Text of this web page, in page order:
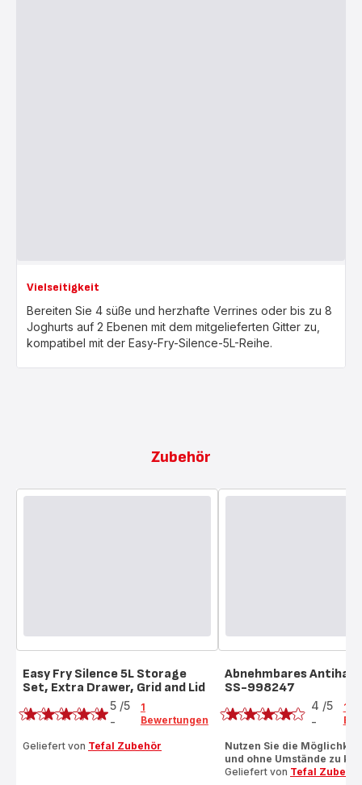
Vielseitigkeit
Bereiten Sie 4 süße und herzhafte Verrines oder bis zu 8
Joghurts auf 2 Ebenen mit dem mitgelieferten Gitter zu,
kompatibel mit der Easy-Fry-Silence-5L-Reihe.
Zubehör
Easy Fry Silence 5L Storage
Set, Extra Drawer, Grid and Lid
Bewertung
mit
5 /5
-
1
Bewertungen
Geliefert von Tefal Zubehör
Abnehmbares
SS-998247
Bewertung
mit
4
Sternen
4 /5
-
1
Nutzen Sie die
und ohne Umstände zu
Geliefert von Tefal